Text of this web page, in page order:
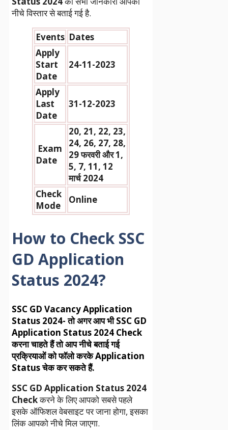
नीचे विस्तार से बताई गई है.
Events Dates
Apply
Start
Date
24-11-2023
Apply
Last
Date
31-12-2023
Exam
Date
20, 21, 22, 23,
24, 26, 27, 28,
29 फरवरी और 1,
5, 7, 11, 12
मार्च 2024
Check
Mode
Online
How to Check SSC
GD Application
Status 2024?
SSC GD Vacancy Application
Status 2024- तो अगर आप भी SSC GD
Application Status 2024 Check
करना चाहते हैं तो आप नीचे बताई गई
प्रक्रियाओं को फॉलो करके Application
Status चेक कर सकते हैं.
SSC GD Application Status 2024
Checkकरने के लिए आपको सबसे पहले
इसके ऑफिशल वेबसाइट पर जाना होगा, इसका
लिंक आपको नीचे मिल जाएगा.